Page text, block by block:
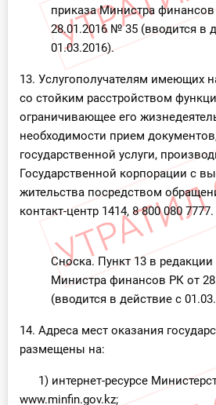
приказа Министра
28.01.2016 № 35 (вводится в
01.03.2016).
13. Услугополучателям имеющих
со стойким расстройством
ограничивающее его
необходимости прием
государственной услуги,
Государственной корпорации с
жительства посредством
контакт-центр 1414, 8 800 080 7777.
Сноска. Пункт 13 в редакции
Министра финансов РК от
(вводится в действие с
14. Адреса мест оказания
размещены на:
1) интернет-ресурсе
www.minfin.gov.kz;